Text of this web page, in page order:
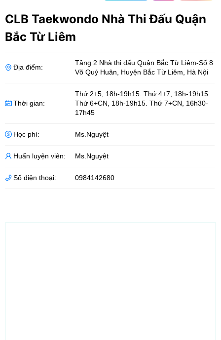
CLB Taekwondo Nhà Thi Đấu Quận
Bắc Từ Liêm
Địa điểm:
Tầng 2 Nhà thi đấu Quận Bắc Từ Liêm-Số 8
Võ Quý Huân
Huyện Bắc Từ Liêm Hà Nội
Thời gian:
Thứ 2+5, 18h-19h15. Thứ 4+7, 18h-19h15.
Thứ 6+CN, 18h-19h15. Thứ 7+CN, 16h30-
17h45
Học phí: Ms.Nguyệt
Huấn luyện viên: Ms.Nguyệt
Số điện thoại: 0984142680